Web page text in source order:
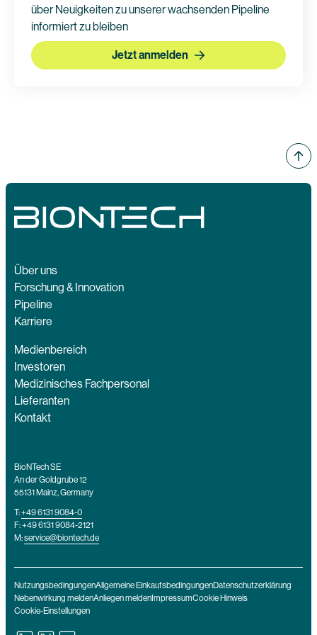
über Neuigkeiten zu unserer wachsenden Pipeline
informiert zu bleiben
Jetzt anmelden
Über uns
Forschung & Innovation
Pipeline
Karriere
Medienbereich
Investoren
Medizinisches Fachpersonal
Lieferanten
Kontakt
BioNTech SE
An der Goldgrube 12
55131 Mainz, Germany
T:+49 6131 9084-0
F: +49 6131 9084-2121
M:service@biontech.de
NutzungsbedingungenAllgemeine EinkaufsbedingungenDatenschutzerklärung
Nebenwirkung meldenAnliegen melden ImpressumCookie Hinweis
Cookie-Einstellungen